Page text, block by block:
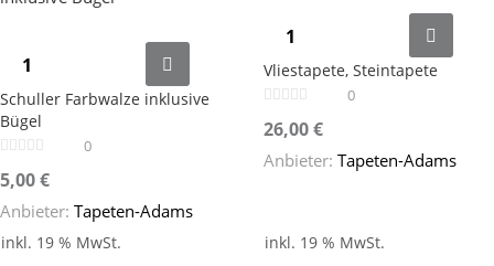
Schuller Farbwalze inklusive
Bügel
0
5,00€
Anbieter: Tapeten-Adams
inkl. 19 % MwSt.
Vliestapete, Steintapete
0
26,00€
Anbieter: Tapeten-Adams
inkl. 19 % MwSt.